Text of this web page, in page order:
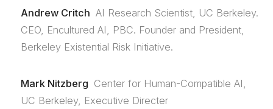
Andrew Critch AI Research Scientist, UC Berkeley.
CEO, Encultured AI, PBC. Founder and President,
Berkeley Existential Risk Initiative.
Mark Nitzberg Center for Human-Compatible AI,
UC Berkeley, Executive Directer